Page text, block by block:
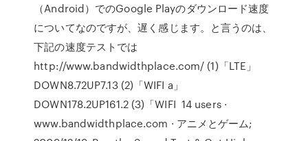
（Android）でのGoogle Playのダウンロード速度
についてなのですが、遅く感じます。と言うのは、
下記の速度テストでは
http://www.bandwidthplace.com/ (1)「LTE」
DOWN8.72UP7.13 (2)「WIFI a」
DOWN178.2UP161.2 (3)「WIFI 14 users ·
www.bandwidthplace.com · アニメとゲーム;